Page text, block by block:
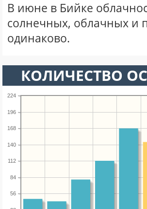
В июне в Бийке
солнечных, облачных и
одинаково.
КОЛИЧЕСТВО
56
84
112
140
168
196
224